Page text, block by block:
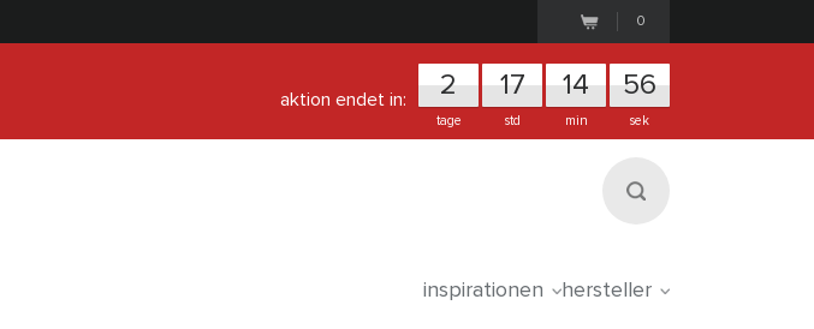
0
aktion endet in: 2
tage
17
std
14
min
56
sek
inspirationen hersteller